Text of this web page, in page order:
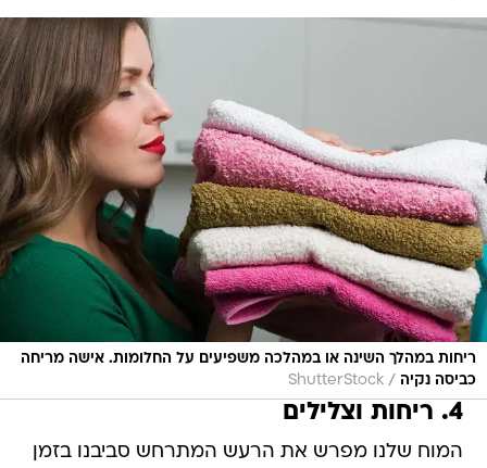
ריחות במהלך השינה או במהלכה משפיעים על החלומות. אישה מריחה
כביסה נקיה /
ShutterStock
4. ריחות וצלילים
המוח שלנו מפרש את הרעש המתרחש סביבנו בזמן